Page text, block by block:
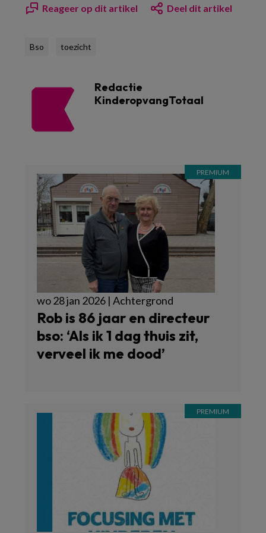
Reageer op dit artikel Deel dit artikel
Bso toezicht
Redactie
KinderopvangTotaal
wo 28 jan 2026 | Achtergrond
Rob is 86 jaar en directeur
bso: ‘Als ik 1 dag thuis zit,
verveel ik me dood’